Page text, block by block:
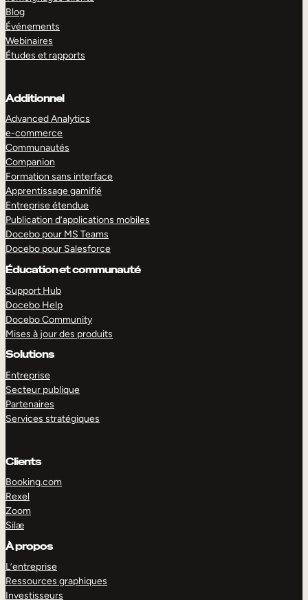
Blog
Événements
Webinaires
Études et rapports
Additionnel
Advanced Analytics
e-commerce
Communautés
Companion
Formation sans interface
Apprentissage gamifié
Entreprise étendue
Publication d’applications mobiles
Docebo pour MS Teams
Docebo pour Salesforce
Éducation et communauté
Support Hub
Docebo Help
Docebo Community
Mises à jour des produits
Solutions
Entreprise
Secteur publique
Partenaires
Services stratégiques
Clients
Booking.com
Rexel
Zoom
Silæ
À propos
L’entreprise
Ressources graphiques
Investisseurs